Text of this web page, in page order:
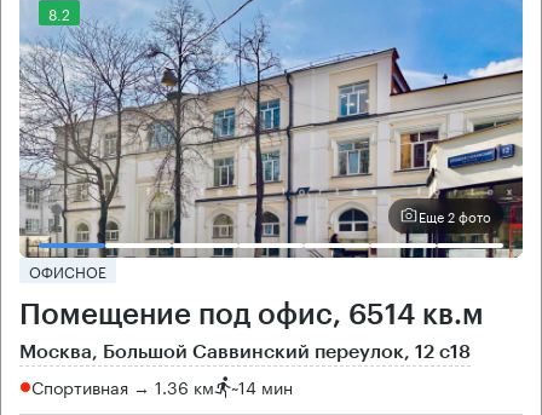
8.2
Еще 2 фото
ОФИСНОЕ
Помещение под офис, 6514 кв.м
Москва, Большой Саввинский переулок, 12 с18
Спортивная → 1.36 км ~14 мин